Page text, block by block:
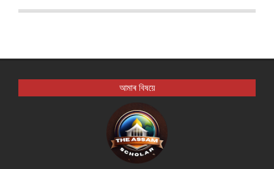
আমাৰ বিষয়ে